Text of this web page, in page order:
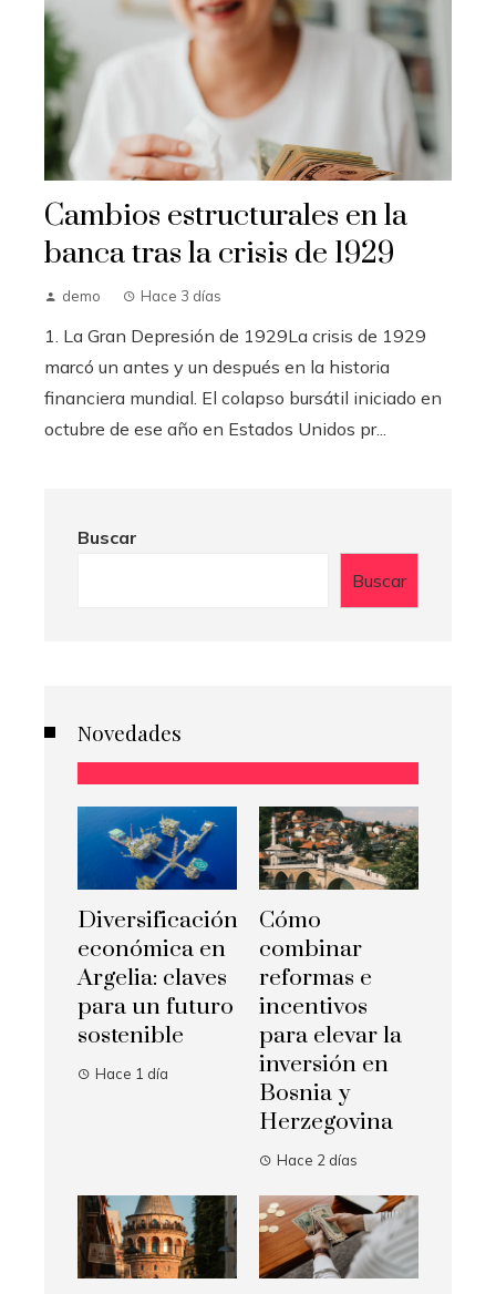
Cambios estructurales en la
banca tras la crisis de 1929
demo Hace 3 días
1. La Gran Depresión de 1929La crisis de 1929
marcó un antes y un después en la historia
financiera mundial. El colapso bursátil iniciado en
octubre de ese año en Estados Unidos pr...
Buscar
Buscar
Novedades
Diversificación
económica en
Argelia: claves
para un futuro
sostenible
Hace 1 día
Cómo
combinar
reformas e
incentivos
para elevar la
inversión en
Bosnia y
Herzegovina
Hace 2 días